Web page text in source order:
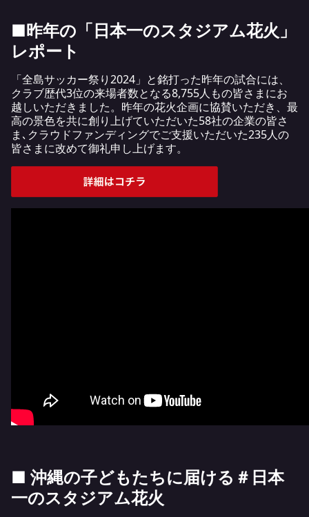
■昨年の「日本一のスタジアム花火」
レポート
「全島サッカー祭り2024」と銘打った昨年の試合には、
クラブ歴代3位の来場者数となる8,755人もの皆さまにお
越しいただきました。昨年の花火企画に協賛いただき、最
高の景色を共に創り上げていただいた58社の企業の皆さ
ま､クラウドファンディングでご支援いただいた235人の
皆さまに改めて御礼申し上げます。
■ 沖縄の子どもたちに届ける＃日本
一のスタジアム花火